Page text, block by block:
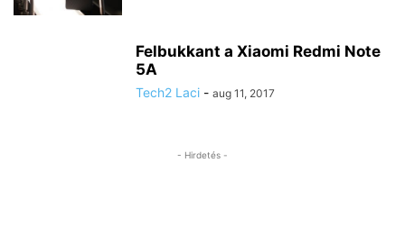
Felbukkant a Xiaomi Redmi Note
5A
Tech2 Laci - aug 11, 2017
- Hirdetés -